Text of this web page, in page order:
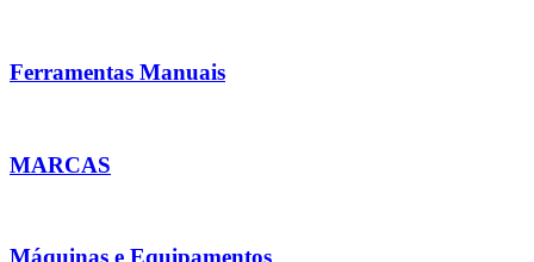
Ferramentas Manuais
MARCAS
Máquinas e Equipamentos